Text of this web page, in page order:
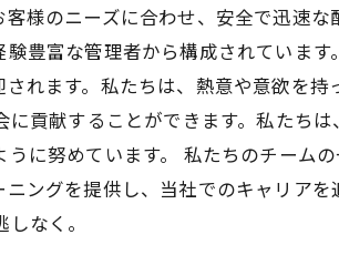
様のニーズに合わせ、安全で迅速
豊富な管理者から構成されていま
れます。私たちは、熱意や意欲を
貢献することができます。私たち
に努めています。 私たちのチーム
ングを提供し、当社でのキャリアを
なく。